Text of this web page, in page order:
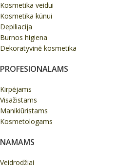
Kosmetika veidui
Kosmetika kūnui
Depiliacija
Burnos higiena
Dekoratyvinė kosmetika
PROFESIONALAMS
Kirpėjams
Visažistams
Manikiūristams
Kosmetologams
NAMAMS
Veidrodžiai